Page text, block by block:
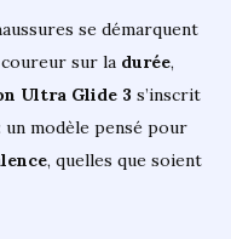
se démarquent
sur la durée,
Ultra Glide 3 s’inscrit
modèle pensé pour
, quelles que soient